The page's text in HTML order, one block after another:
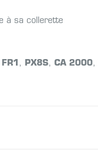
à sa collerette
, PX8S, CA 2000,